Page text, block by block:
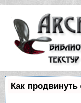
Как